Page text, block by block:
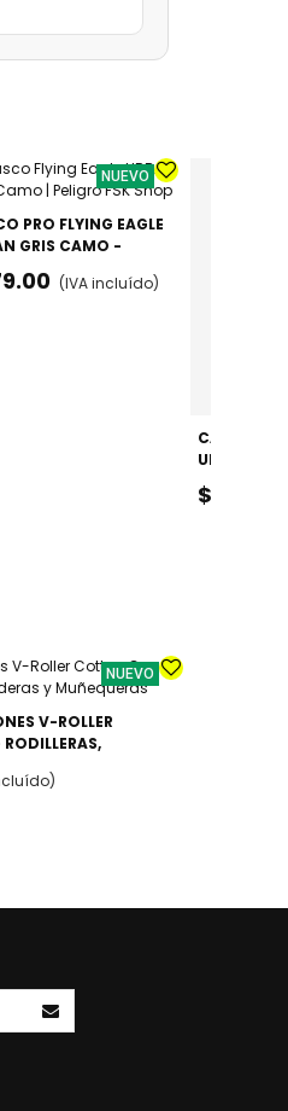
NUEVO
PRO FLYING EAGLE
GRIS CAMO -
(IVA incluído)
CASCO
URBAN
AJUSTABLE
$679.00
NUEVO
V-ROLLER